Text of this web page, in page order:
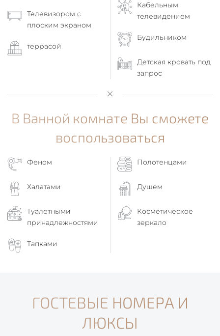
Телевизором с
плоским экраном
террасой
Кабельным
телевидением
Будильником
Детская кровать под
запрос
В Ванной комнате Вы сможете
воспользоваться
Феном
Халатами
Туалетными
принадлежностями
Тапками
Полотенцами
Душем
Косметическое
зеркало
ГОСТЕВЫЕ НОМЕРА И
ЛЮКСЫ